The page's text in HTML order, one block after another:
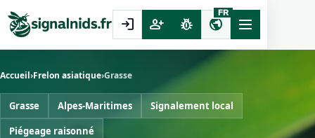
login person_add pest_control public
FR
Accueil›Frelon asiatique›Grasse
Grasse Alpes-Maritimes
Signalement local
Piégeage raisonné